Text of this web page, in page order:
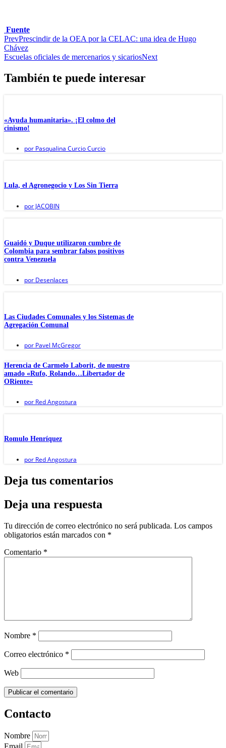
Fuente
PrevPrescindir de la OEA por la CELAC: una idea de Hugo
Chávez
Escuelas oficiales de mercenarios y sicariosNext
También te puede interesar
«Ayuda humanitaria». ¡El colmo del
cinismo!
por Pasqualina Curcio Curcio
Lula, el Agronegocio y Los Sin Tierra
por JACOBIN
Guaidó y Duque utilizaron cumbre de
Colombia para sembrar falsos positivos
contra Venezuela
por Desenlaces
Las Ciudades Comunales y los Sistemas de
Agregación Comunal
por Pavel McGregor
Herencia de Carmelo Laborit, de nuestro
amado «Rufo, Rolando…Libertador de
ORiente»
por Red Angostura
Romulo Henríquez
por Red Angostura
Deja tus comentarios
Deja una respuesta
Tu dirección de correo electrónico no será publicada. Los campos
obligatorios están marcados con *
Comentario *
Nombre *
Correo electrónico *
Web
Contacto
Nombre